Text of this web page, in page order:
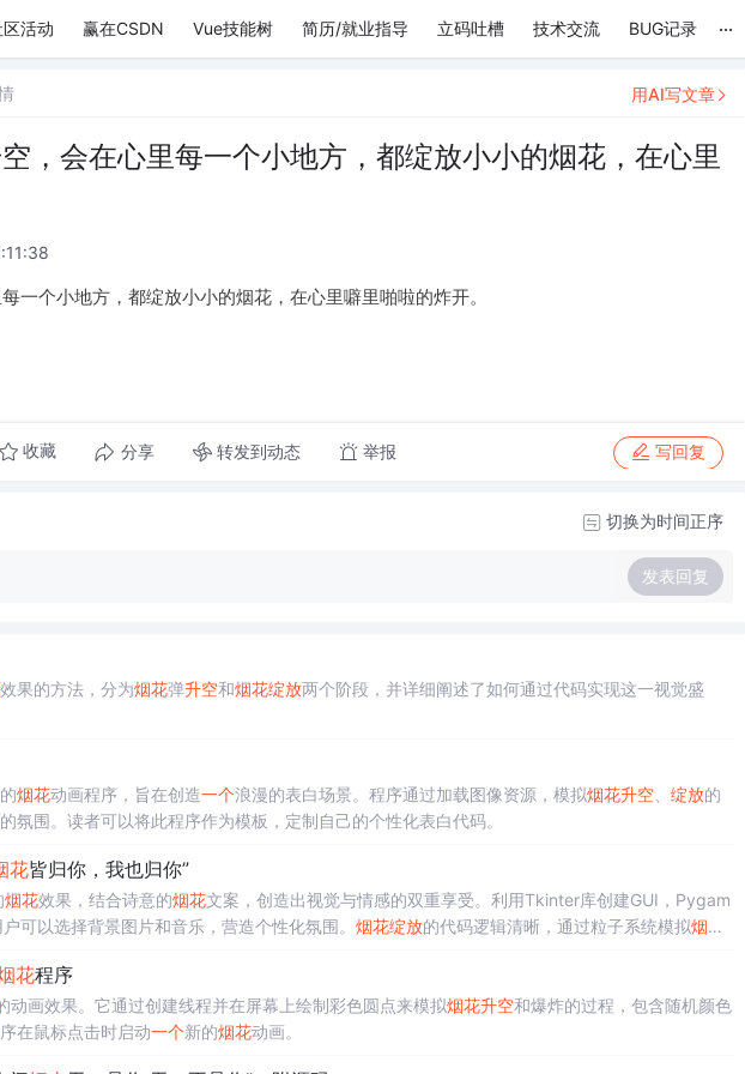
区活动 赢在CSDN Vue技能树 简历/就业指导 立码吐槽 技术交流 BUG记录 ...
，会在心里每一个小地方，都绽放小小的烟花，在心里
一个小地方，都绽放小小的烟花，在心里噼里啪啦的炸开。
收藏 分享 转发到动态 举报 写回复
用AI写文章
切换为时间正序
发表回复
效果的方法，分为烟花弹升空和烟花绽放两个阶段，并详细阐述了如何通过代码实现这一视觉盛
烟花动画程序，旨在创造一个浪漫的表白场景。程序通过加载图像资源，模拟烟花升空、 绽放的
氛围。读者可以将此程序作为模板，定制自己的个性化表白代码。
花皆归你，我也归你”
烟花效果，结合诗意的烟花文案，创造出视觉与情感的双重享受。利用Tkinter库创建GUI，Pygam
可以选择背景图片和音乐，营造个性化氛围。 烟花绽放的代码逻辑清晰，通过粒子系统模拟烟花
花程序
动画效果。它通过创建线程并在屏幕上绘制彩色圆点来模拟烟花升空和爆炸的过程，包含随机颜色
在鼠标点击时启动一个新的烟花动画。